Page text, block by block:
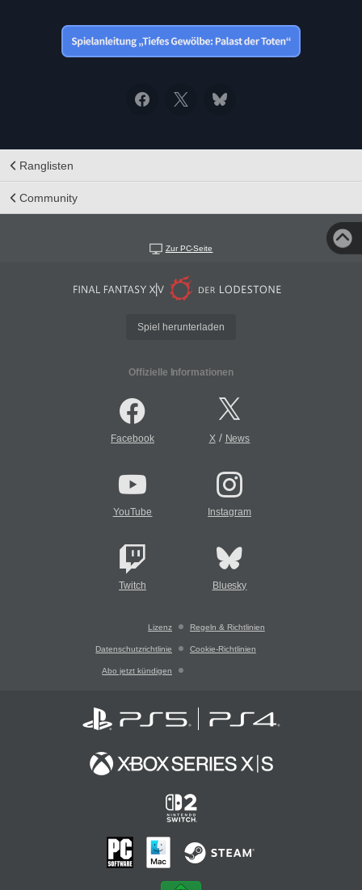
Ranglisten
Community
Zur PC-Seite
Spiel herunterladen
Offizielle Informationen
Facebook X/ News
YouTube Instagram
Twitch Bluesky
Lizenz Regeln & Richtlinien
Datenschutzrichtlinie Cookie-Richtlinien
Abo jetzt kündigen